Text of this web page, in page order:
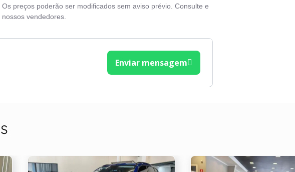
preços poderão ser modificados sem aviso prévio. Consulte e
vendedores.
Enviar mensagem